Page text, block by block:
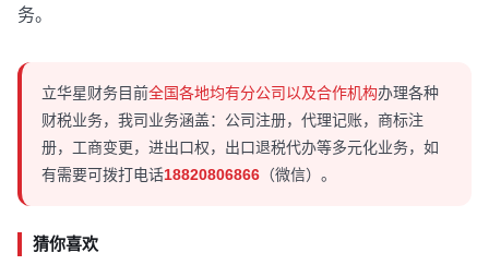
务。
立华星财务目前全国各地均有分公司以及合作机构办理各种
财税业务，我司业务涵盖：公司注册，代理记账，商标注
册，工商变更，进出口权，出口退税代办等多元化业务，如
有需要可拨打电话18820806866 （微信）。
猜你喜欢